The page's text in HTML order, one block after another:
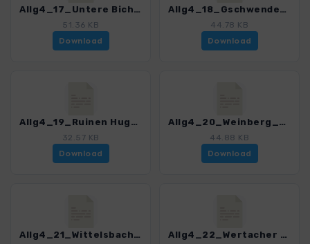
Allg4_17_Untere Bichler Alp_0245_1.gpx
51.36 KB
Download
Allg4_18_Gschwender Horn_0245_1.gpx
44.78 KB
Download
Allg4_19_Ruinen Hugofels und Rothenfels_0245_1.gpx
32.57 KB
Download
Allg4_20_Weinberg_0245_1.gpx
44.88 KB
Download
Allg4_21_Wittelsbacher Hoehe_0245_1.gpx Allg4_22_Wertacher Hoernle_0245_1.gpx